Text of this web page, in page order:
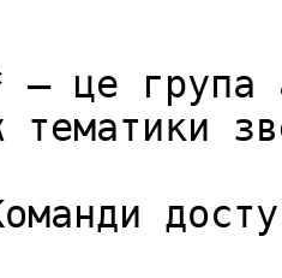
– це група